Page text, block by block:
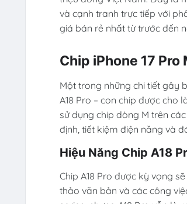
và cạnh tranh trực tiếp với
giá bán rẻ nhất từ trước đến
Chip iPhone 17 Pro
Một trong những chi tiết gây
A18 Pro – con chip được cho
sử dụng chip dòng M trên
định, tiết kiệm điện năng và
Hiệu Năng Chip A18
Chip A18 Pro được kỳ vọng
thảo văn bản và các công